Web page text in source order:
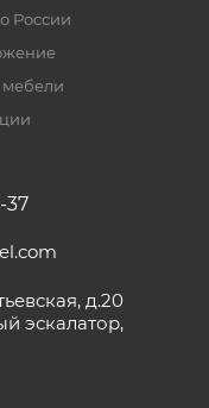
России
мебели
37
д.20
эскалатор,